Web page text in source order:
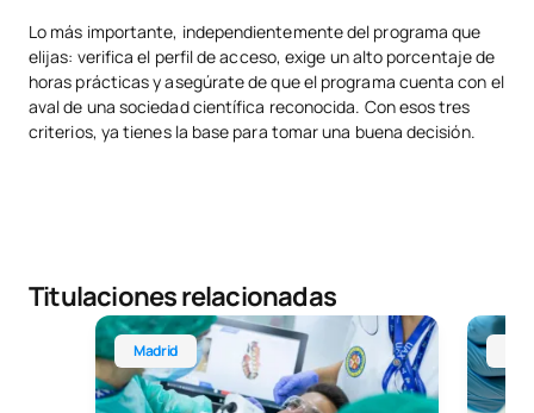
Lo más importante, independientemente del programa que
elijas: verifica el perfil de acceso, exige un alto porcentaje de
horas prácticas y asegúrate de que el programa cuenta con el
aval de una sociedad científica reconocida. Con esos tres
criterios, ya tienes la base para tomar una buena decisión.
Titulaciones relacionadas
Madrid
Máster Universitario en Estética Dental y Máster